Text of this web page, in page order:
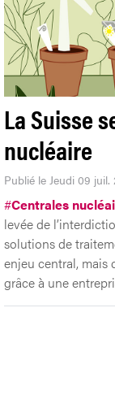
La Suisse
nucléaire
Publié le Jeudi 09 juil.
#Centrales
levée de
solutions de
enjeu central, mais
grâce à une